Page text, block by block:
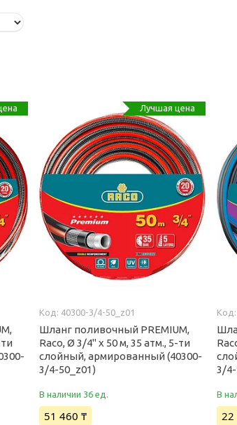
Лучшая цена
40300-3/4-50_z01
Шланг поливочный PREMIUM,
Raco, Ø 3/4" x 50 м, 35 атм., 5-ти
слойный, армированный (40300-
3/4-50_z01)
В наличии 36 ед.
51 460 ₸
3/
В
22